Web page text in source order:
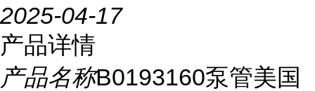
2025-04-17
产品详情
产品名称B0193160泵管美国